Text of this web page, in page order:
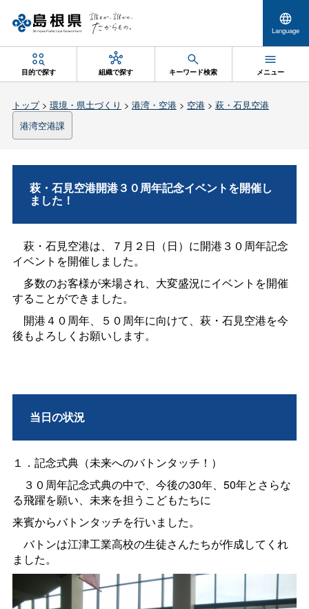
Language
目的で探す 組織で探す キーワード検索 メニュー
トップ> 環境・県土づくり > 港湾・空港> 空港> 萩・石見空港
港湾空港課
萩・石見空港開港３０周年記念イベントを開催し
ました！
萩・石見空港は、７月２日（日）に開港３０周年記念
イベントを開催しました。
多数のお客様が来場され、大変盛況にイベントを開催
することができました。
開港４０周年、５０周年に向けて、萩・石見空港を今
後もよろしくお願いします。
当日の状況
１．記念式典（未来へのバトンタッチ！）
３０周年記念式典の中で、今後の30年、50年とさらな
る飛躍を願い、未来を担うこどもたちに
来賓からバトンタッチを行いました。
バトンは江津工業高校の生徒さんたちが作成してくれ
ました。